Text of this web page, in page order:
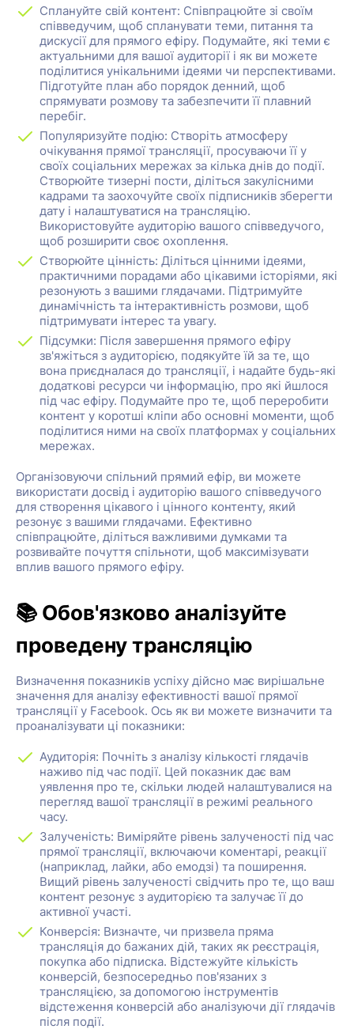
Сплануйте свій контент: Співпрацюйте зі своїм
співведучим, щоб спланувати теми, питання та
дискусії для прямого ефіру. Подумайте, які теми є
актуальними для вашої аудиторії і як ви можете
поділитися унікальними ідеями чи перспективами.
Підготуйте план або порядок денний, щоб
спрямувати розмову та забезпечити її плавний
перебіг.
Популяризуйте подію: Створіть атмосферу
очікування прямої трансляції, просуваючи її у
своїх соціальних мережах за кілька днів до події.
Створюйте тизерні пости, діліться закулісними
кадрами та заохочуйте своїх підписників зберегти
дату і налаштуватися на трансляцію.
Використовуйте аудиторію вашого співведучого,
щоб розширити своє охоплення.
Створюйте цінність: Діліться цінними ідеями,
практичними порадами або цікавими історіями, які
резонують з вашими глядачами. Підтримуйте
динамічність та інтерактивність розмови, щоб
підтримувати інтерес та увагу.
Підсумки: Після завершення прямого ефіру
зв'яжіться з аудиторією, подякуйте їй за те, що
вона приєдналася до трансляції, і надайте будь-які
додаткові ресурси чи інформацію, про які йшлося
під час ефіру. Подумайте про те, щоб переробити
контент у коротші кліпи або основні моменти, щоб
поділитися ними на своїх платформах у соціальних
мережах.
Організовуючи спільний прямий ефір, ви можете
використати досвід і аудиторію вашого співведучого
для створення цікавого і цінного контенту, який
резонує з вашими глядачами. Ефективно
співпрацюйте, діліться важливими думками та
розвивайте почуття спільноти, щоб максимізувати
вплив вашого прямого ефіру.
📚 Обов'язково аналізуйте
проведену трансляцію
Визначення показників успіху дійсно має вирішальне
значення для аналізу ефективності вашої прямої
трансляції у Facebook. Ось як ви можете визначити та
проаналізувати ці показники:
Аудиторія: Почніть з аналізу кількості глядачів
наживо під час події. Цей показник дає вам
уявлення про те, скільки людей налаштувалися на
перегляд вашої трансляції в режимі реального
часу.
Залученість: Виміряйте рівень залученості під час
прямої трансляції, включаючи коментарі, реакції
(наприклад, лайки, або емодзі) та поширення.
Вищий рівень залученості свідчить про те, що ваш
контент резонує з аудиторією та залучає її до
активної участі.
Конверсія: Визначте, чи призвела пряма
трансляція до бажаних дій, таких як реєстрація,
покупка або підписка. Відстежуйте кількість
конверсій, безпосередньо пов'язаних з
трансляцією, за допомогою інструментів
відстеження конверсій або аналізуючи дії глядачів
після події.